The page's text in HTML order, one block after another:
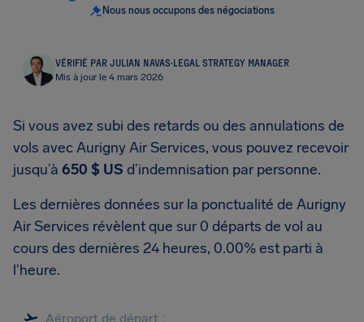
Nous nous occupons des négociations
VÉRIFIÉ PAR JULIAN NAVAS·LEGAL STRATEGY MANAGER
Mis à jour le 4 mars 2026
Si vous avez subi des retards ou des annulations de
vols avec Aurigny Air Services, vous pouvez recevoir
jusqu’à 650 $ US d’indemnisation par personne.
Les dernières données sur la ponctualité de Aurigny
Air Services révèlent que sur 0 départs de vol au
cours des dernières 24 heures, 0.00% est parti à
l'heure.